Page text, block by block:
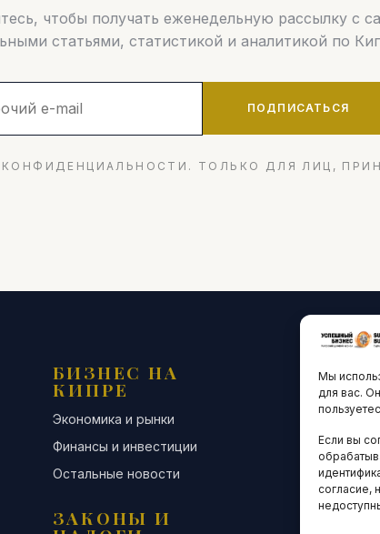
Мы
для вас.
Если вы
согласие,
чтобы получать еженедельную рассылку с
статьями, статистикой и аналитикой по
ПОДПИСАТЬСЯ
ТОЛЬКО ДЛЯ ЛИЦ,
БИЗНЕС НА
КИПРЕ
Экономика и рынки
Финансы и инвестиции
Остальные новости
ЗАКОНЫ И
Стартапы
Цифровая
Остальные